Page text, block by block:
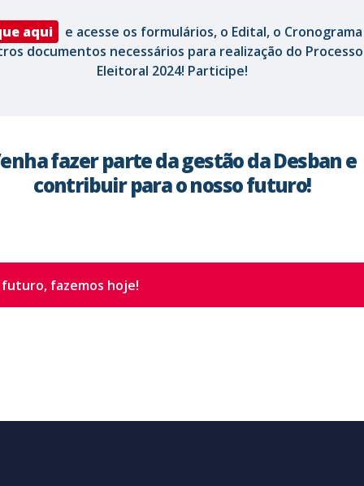
aqui
e acesse os formulários, o Edital, o
documentos necessários para realização do Processo
Eleitoral 2024! Participe!
fazer parte da gestão da Desban e
contribuir para o nosso futuro!
futuro, fazemos hoje!